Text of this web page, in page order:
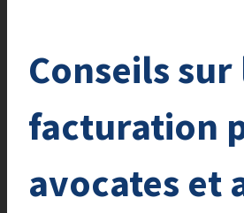
Conseils sur
facturation
avocates et